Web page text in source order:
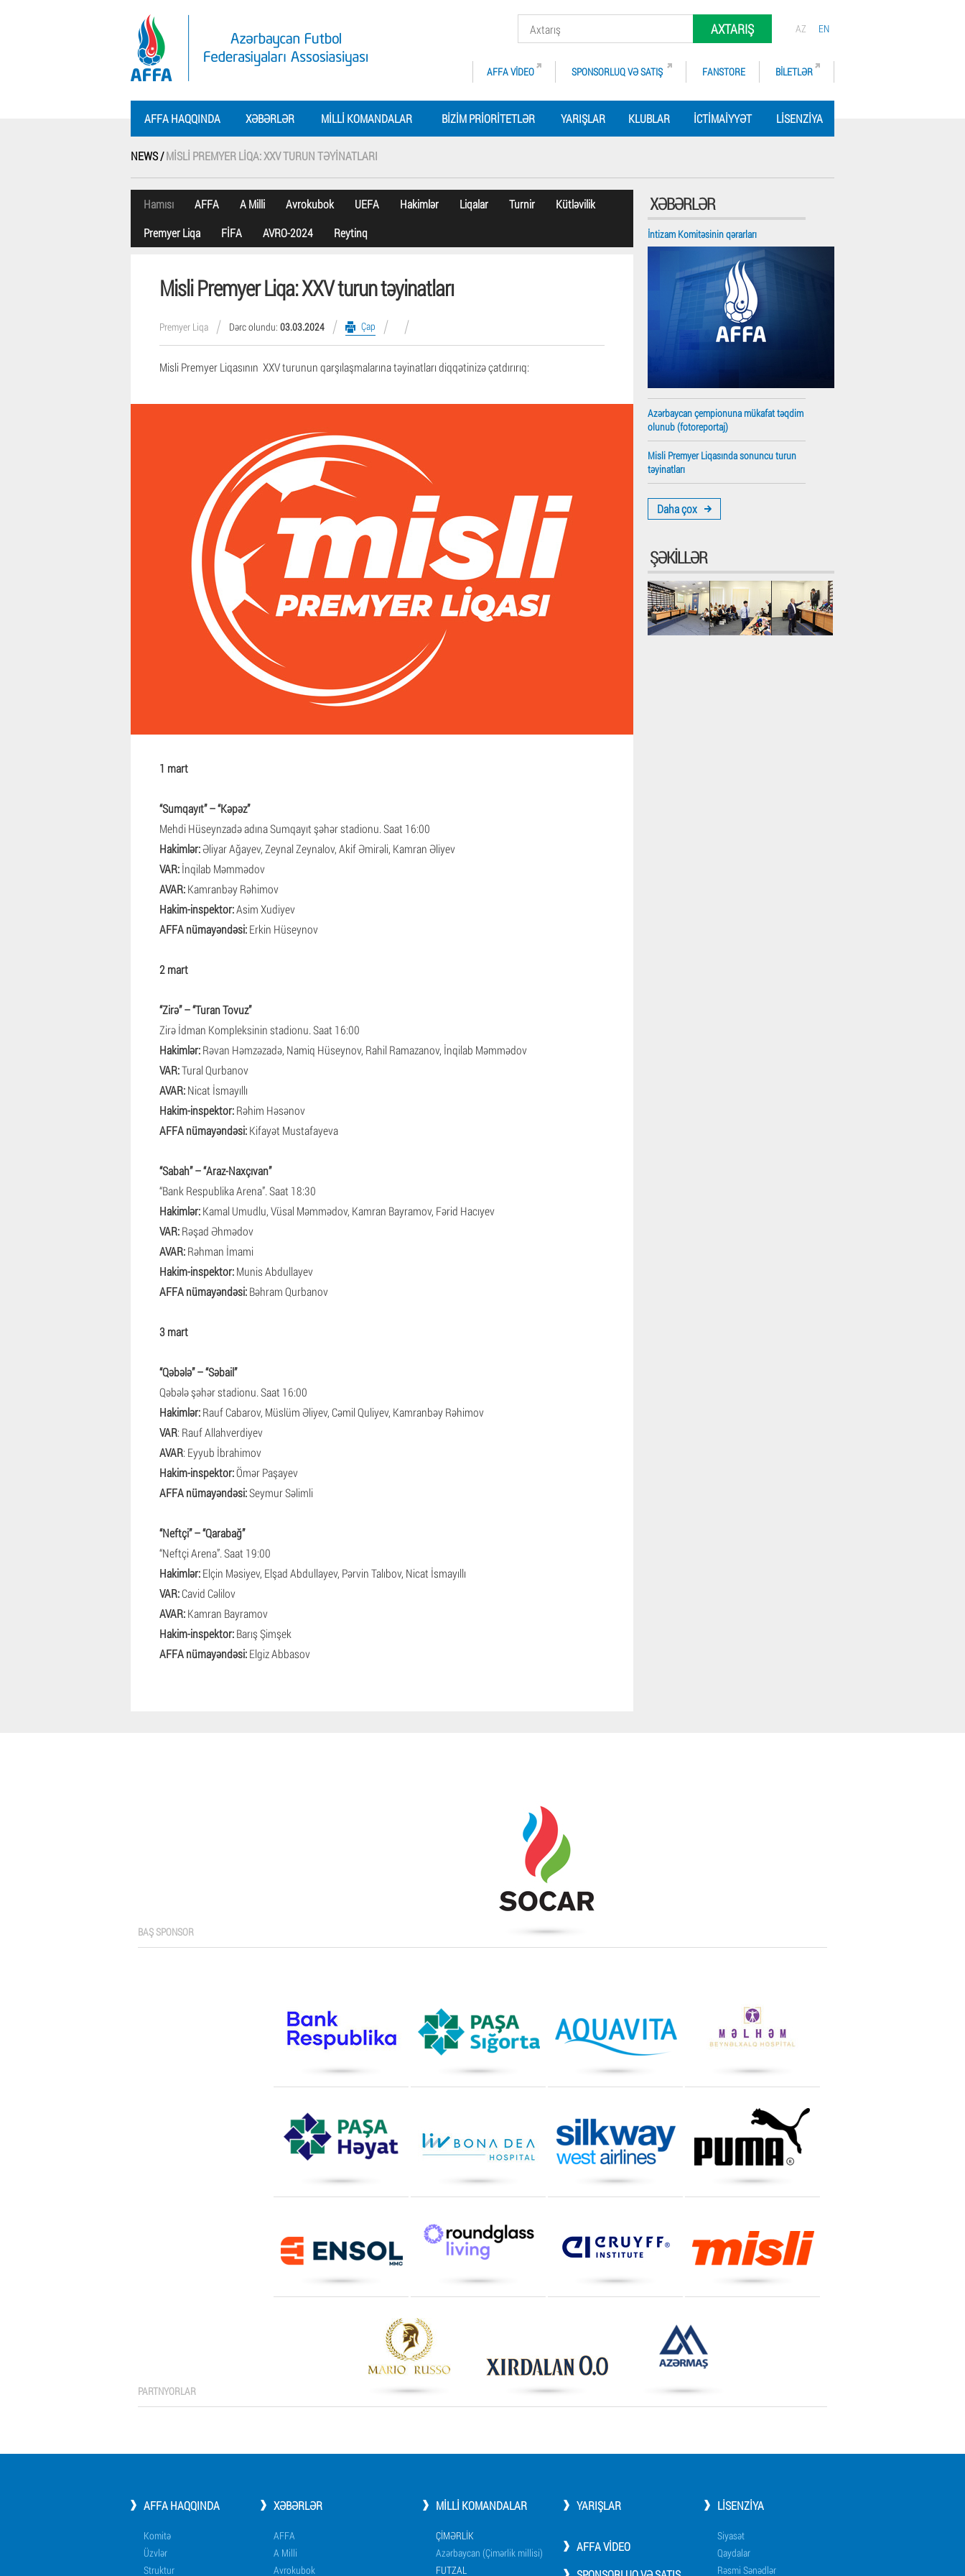
AZ EN
AXTARIŞ
AFFA VIDEO SPONSORLUQ VƏ SATIŞ FANSTORE BILETLƏR
AFFA HAQQINDA XƏBƏRLƏR MILLI KOMANDALAR BIZIM PRIORITETLƏR YARIŞLAR KLUBLAR İCTIMAIYYƏT LISENZIYA
NEWS /MISLI PREMYER LIQA: XXV TURUN TƏYINATLARI
Hamısı AFFA A Milli Avrokubok UEFA Hakimlər Liqalar Turnir
Kütləvilik
Premyer Liqa
FİFA AVRO-2024 Reytinq
Misli Premyer Liqa: XXV turun təyinatları
Premyer Liqa Dərc olundu: 03.03.2024 Çap
Misli Premyer Liqasının XXV turunun qarşılaşmalarına təyinatları diqqətinizə çatdırırıq:
1 mart
“Sumqayıt” – “Kəpəz”
Mehdi Hüseynzadə adına Sumqayıt şəhər stadionu. Saat 16:00
Hakimlər:Əliyar Ağayev, Zeynal Zeynalov, Akif Əmirəli, Kamran Əliyev
VAR:İnqilab Məmmədov
AVAR:Kamranbəy Rəhimov
Hakim-inspektor:Asim Xudiyev
AFFA nümayəndəsi:Erkin Hüseynov
2 mart
“Zirə” – “Turan Tovuz”
Zirə İdman Kompleksinin stadionu. Saat 16:00
Hakimlər:Rəvan Həmzəzadə, Namiq Hüseynov, Rahil Ramazanov, İnqilab Məmmədov
VAR:Tural Qurbanov
AVAR:Nicat İsmayıllı
Hakim-inspektor:Rəhim Həsənov
AFFA nümayəndəsi:Kifayət Mustafayeva
“Sabah” – “Araz-Naxçıvan”
“Bank Respublika Arena”. Saat 18:30
Hakimlər:Kamal Umudlu, Vüsal Məmmədov, Kamran Bayramov, Fərid Hacıyev
VAR:Rəşad Əhmədov
AVAR:Rəhman İmami
Hakim-inspektor:Munis Abdullayev
AFFA nümayəndəsi:Bəhram Qurbanov
3 mart
“Qəbələ” – “Səbail”
Qəbələ şəhər stadionu. Saat 16:00
Hakimlər:Rauf Cabarov, Müslüm Əliyev, Cəmil Quliyev, Kamranbəy Rəhimov
VAR: Rauf Allahverdiyev
AVAR: Eyyub İbrahimov
Hakim-inspektor:Ömər Paşayev
AFFA nümayəndəsi:Seymur Səlimli
“Neftçi” – “Qarabağ”
“Neftçi Arena”. Saat 19:00
Hakimlər:Elçin Məsiyev, Elşad Abdullayev, Pərvin Talıbov, Nicat İsmayıllı
VAR:Cavid Cəlilov
AVAR:Kamran Bayramov
Hakim-inspektor:Barış Şimşek
AFFA nümayəndəsi:Elgiz Abbasov
XƏBƏRLƏR
İntizam Komitəsinin qərarları
Azərbaycan çempionuna mükafat təqdim
olunub (fotoreportaj)
Misli Premyer Liqasında sonuncu turun
təyinatları
Daha çox
ŞƏKILLƏR
BAŞ SPONSOR
PARTNYORLAR
AFFA HAQQINDA
Komitə
Üzvlər
Struktur
XƏBƏRLƏR
AFFA
A Milli
Avrokubok
MILLI KOMANDALAR
ÇIMƏRLIK
Azərbaycan (Çimərlik millisi)
FUTZAL
YARIŞLAR
AFFA VIDEO
LISENZIYA
Siyasət
Qaydalar
Rəsmi Sənədlər